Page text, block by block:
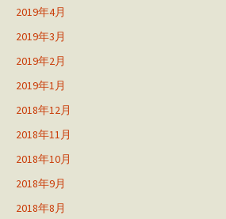
2019年4月
2019年3月
2019年2月
2019年1月
2018年12月
2018年11月
2018年10月
2018年9月
2018年8月